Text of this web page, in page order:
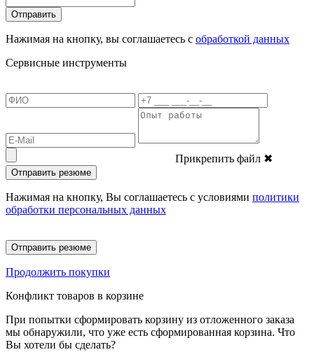
Отправить
Нажимая на кнопку, вы соглашаетесь с обработкой данных
Сервисные инструменты
Прикрепить файл ✖
Отправить резюме
Нажимая на кнопку, Вы соглашаетесь с условиями политики
обработки персональных данных
Отправить резюме
Продолжить покупки
Конфликт товаров в корзине
При попытки сформировать корзину из отложенного заказа
мы обнаружили, что уже есть сформированная корзина. Что
Вы хотели бы сделать?